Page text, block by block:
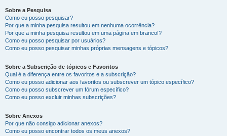
Sobre a Pesquisa
Como eu posso pesquisar?
Por que a minha pesquisa resultou em nenhuma ocorrência?
Por que a minha pesquisa resultou em uma página em branco!?
Como eu posso pesquisar por usuários?
Como eu posso pesquisar minhas próprias mensagens e tópicos?
Sobre a Subscrição de tópicos e Favoritos
Qual é a diferença entre os favoritos e a subscrição?
Como eu posso adicionar aos favoritos ou subscrever um tópico específico?
Como eu posso subscrever um fórum específico?
Como eu posso excluir minhas subscrições?
Sobre Anexos
Por que não consigo adicionar anexos?
Como eu posso encontrar todos os meus anexos?